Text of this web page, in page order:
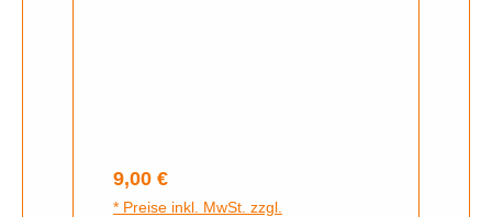
Regulärer Preis:
9,00 €
* Preise inkl. MwSt. zzgl.